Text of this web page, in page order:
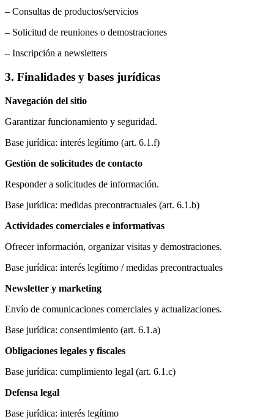
– Consultas de productos/servicios
– Solicitud de reuniones o demostraciones
– Inscripción a newsletters
3. Finalidades y bases jurídicas
Navegación del sitio
Garantizar funcionamiento y seguridad.
Base jurídica: interés legítimo (art. 6.1.f)
Gestión de solicitudes de contacto
Responder a solicitudes de información.
Base jurídica: medidas precontractuales (art. 6.1.b)
Actividades comerciales e informativas
Ofrecer información, organizar visitas y demostraciones.
Base jurídica: interés legítimo / medidas precontractuales
Newsletter y marketing
Envío de comunicaciones comerciales y actualizaciones.
Base jurídica: consentimiento (art. 6.1.a)
Obligaciones legales y fiscales
Base jurídica: cumplimiento legal (art. 6.1.c)
Defensa legal
Base jurídica: interés legítimo